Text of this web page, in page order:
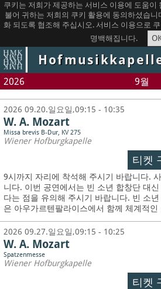
쿠키는 저희가 제공하는 서비스 이용에 도움이
불어 귀하는 저희의 쿠키 활용에 동의하셨습니
화 되도록 협조해 주십시오. 서비스 이용으로
명백해집니다.
2026 9월
2026 09.20.일요일,09:15 - 10:35
W. A. Mozart
Missa brevis B-Dur, KV 275
Wiener Hofburgkapelle
티켓
9시까지 자리에 착석해 주시기 바랍니다.
니다. 이번 공연에서는 빈 소년 합창단 대
다는 점을 유의해 주시기 바랍니다. 빈 소
은 아우가르텐팔라이스에서 함께 체계적
2026 09.27.일요일,09:15 - 10:25
W. A. Mozart
Spatzenmesse
Wiener Hofburgkapelle
티켓